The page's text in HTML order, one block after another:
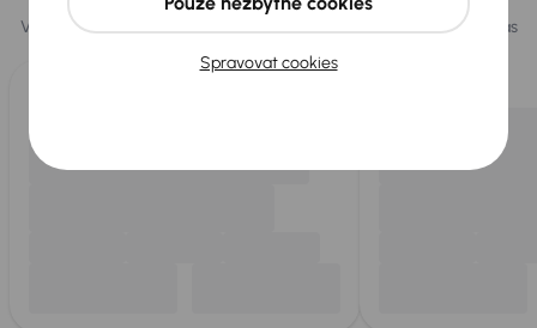
Vybíráme pro vás tynejlepší vozyz naší nabídky. Každý den pro vás
Spravovat cookies